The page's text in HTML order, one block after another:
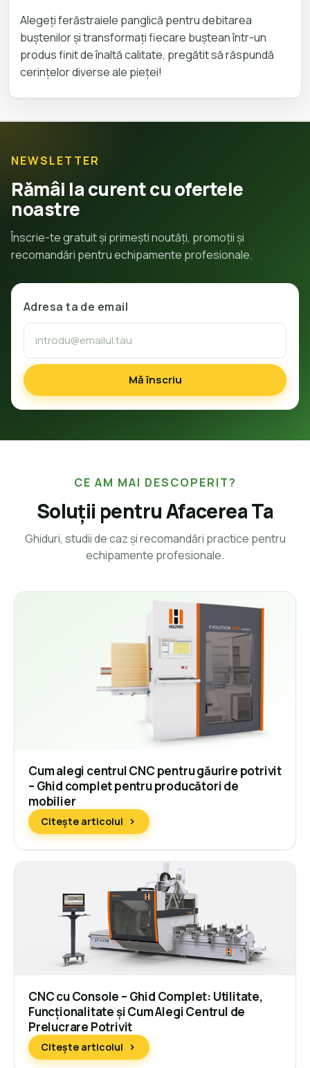
Alegeți ferăstraiele panglică pentru debitarea
buștenilor și transformați fiecare buștean într-un
produs finit de înaltă calitate, pregătit să răspundă
cerințelor diverse ale pieței!
NEWSLETTER
Rămâi la curent cu ofertele
noastre
Înscrie-te gratuit și primești noutăți, promoții și
recomandări pentru echipamente profesionale.
Adresa ta de email
Mă înscriu
CE AM MAI DESCOPERIT?
Soluții pentru Afacerea Ta
Ghiduri, studii de caz și recomandări practice pentru
echipamente profesionale.
Cum alegi centrul CNC pentru găurire potrivit
– Ghid complet pentru producători de
mobilier
Citește articolul
CNC cu Console – Ghid Complet: Utilitate,
Funcționalitate și Cum Alegi Centrul de
Prelucrare Potrivit
Citește articolul